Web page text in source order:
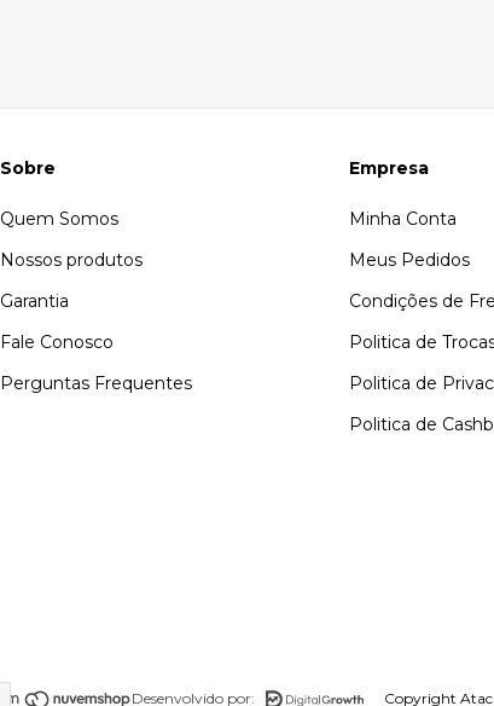
Sobre
Quem Somos
Nossos produtos
Garantia
Fale Conosco
Perguntas Frequentes
Empresa
Minha Conta
Meus Pedidos
Condições de
Politica de
Politica de
Politica de
Desenvolvido por: Copyright